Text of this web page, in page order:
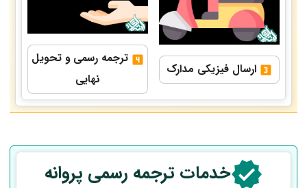
ارسال فیزیکی مدارک
ترجمه رسمی و تحویل
نهایی
خدمات ترجمه رسمیپروانه